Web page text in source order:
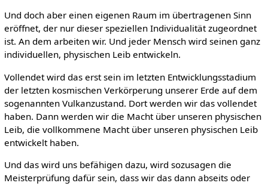
Und doch aber einen eigenen Raum im übertragenen Sinn
eröffnet, der nur dieser speziellen Individualität zugeordnet
ist. An dem arbeiten wir. Und jeder Mensch wird seinen ganz
individuellen, physischen Leib entwickeln.
Vollendet wird das erst sein im letzten Entwicklungsstadium
der letzten kosmischen Verkörperung unserer Erde auf dem
sogenannten Vulkanzustand. Dort werden wir das vollendet
haben. Dann werden wir die Macht über unseren physischen
Leib, die vollkommene Macht über unseren physischen Leib
entwickelt haben.
Und das wird uns befähigen dazu, wird sozusagen die
Meisterprüfung dafür sein, dass wir das dann abseits oder